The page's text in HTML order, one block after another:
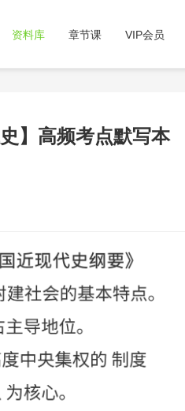
资料库 章节课 VIP会员
】高频考点默写本